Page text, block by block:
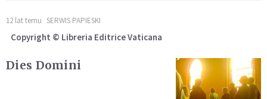
12 lat temu SERWIS PAPIESKI
Copyright © Libreria Editrice Vaticana
Dies Domini